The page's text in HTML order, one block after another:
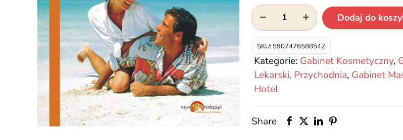
ilość
Dwa
Słońca
Dodaj do
SKU: 5907476588542
Kategorie: Gabinet Kosmetyczny,
Lekarski, Przychodnia, Gabinet
Hotel
Share